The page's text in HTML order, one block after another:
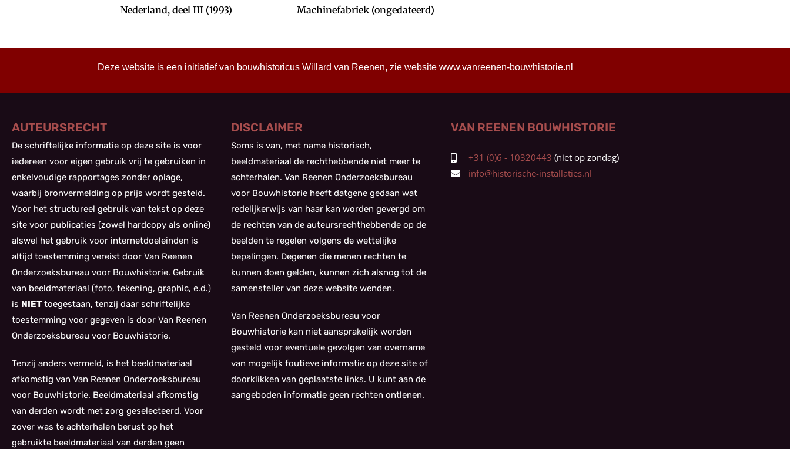
Nederland, deel III (1993)
Machinefabriek (ongedateerd)
Deze website is een initiatief van bouwhistoricus Willard van Reenen, zie website www.vanreenen-bouwhistorie.nl
AUTEURSRECHT
De schriftelijke informatie op deze site is voor
iedereen voor eigen gebruik vrij te gebruiken in
enkelvoudige rapportages zonder oplage,
waarbij bronvermelding op prijs wordt gesteld.
Voor het structureel gebruik van tekst op deze
site voor publicaties (zowel hardcopy als online)
alswel het gebruik voor internetdoeleinden is
altijd toestemming vereist door Van Reenen
Onderzoeksbureau voor Bouwhistorie. Gebruik
van beeldmateriaal (foto, tekening, graphic, e.d.)
is NIETtoegestaan, tenzij daar schriftelijke
toestemming voor gegeven is door Van Reenen
Onderzoeksbureau voor Bouwhistorie.
Tenzij anders vermeld, is het beeldmateriaal
afkomstig van Van Reenen Onderzoeksbureau
voor Bouwhistorie. Beeldmateriaal afkomstig
van derden wordt met zorg geselecteerd. Voor
zover was te achterhalen berust op het
gebruikte beeldmateriaal van derden geen
DISCLAIMER
Soms is van, met name historisch,
beeldmateriaal de rechthebbende niet meer te
achterhalen. Van Reenen Onderzoeksbureau
voor Bouwhistorie heeft datgene gedaan wat
redelijkerwijs van haar kan worden gevergd om
de rechten van de auteursrechthebbende op de
beelden te regelen volgens de wettelijke
bepalingen. Degenen die menen rechten te
kunnen doen gelden, kunnen zich alsnog tot de
samensteller van deze website wenden.
Van Reenen Onderzoeksbureau voor
Bouwhistorie kan niet aansprakelijk worden
gesteld voor eventuele gevolgen van overname
van mogelijk foutieve informatie op deze site of
doorklikken van geplaatste links. U kunt aan de
aangeboden informatie geen rechten ontlenen.
VAN REENEN BOUWHISTORIE
+31 (0)6 - 10320443
info@historische-installaties.nl